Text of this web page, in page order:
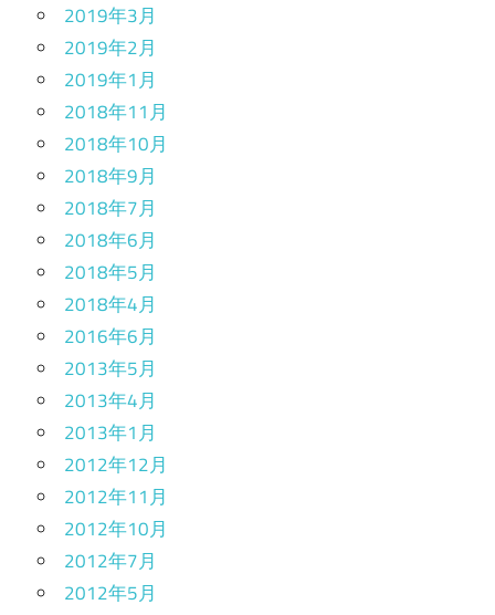
2019年3月
2019年2月
2019年1月
2018年11月
2018年10月
2018年9月
2018年7月
2018年6月
2018年5月
2018年4月
2016年6月
2013年5月
2013年4月
2013年1月
2012年12月
2012年11月
2012年10月
2012年7月
2012年5月